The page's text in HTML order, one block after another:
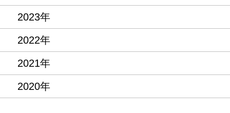
2023年
2022年
2021年
2020年